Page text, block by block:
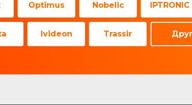
Optimus Nobelic
Trassir
Ivideon
IPTRONIC